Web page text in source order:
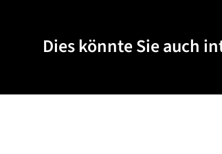
Dies könnte Sie auch